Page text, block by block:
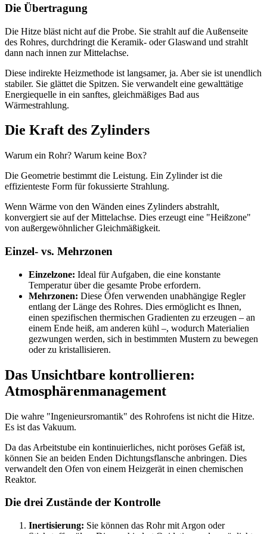
Die Übertragung
Die Hitze bläst nicht auf die Probe. Sie strahlt auf die Außenseite
des Rohres, durchdringt die Keramik- oder Glaswand und strahlt
dann nach innen zur Mittelachse.
Diese indirekte Heizmethode ist langsamer, ja. Aber sie ist unendlich
stabiler. Sie glättet die Spitzen. Sie verwandelt eine gewalttätige
Energiequelle in ein sanftes, gleichmäßiges Bad aus
Wärmestrahlung.
Die Kraft des Zylinders
Warum ein Rohr? Warum keine Box?
Die Geometrie bestimmt die Leistung. Ein Zylinder ist die
effizienteste Form für fokussierte Strahlung.
Wenn Wärme von den Wänden eines Zylinders abstrahlt,
konvergiert sie auf der Mittelachse. Dies erzeugt eine "Heißzone"
von außergewöhnlicher Gleichmäßigkeit.
Einzel- vs. Mehrzonen
Einzelzone: Ideal für Aufgaben, die eine konstante
Temperatur über die gesamte Probe erfordern.
Mehrzonen: Diese Öfen verwenden unabhängige Regler
entlang der Länge des Rohres. Dies ermöglicht es Ihnen,
einen spezifischen thermischen Gradienten zu erzeugen – an
einem Ende heiß, am anderen kühl –, wodurch Materialien
gezwungen werden, sich in bestimmten Mustern zu bewegen
oder zu kristallisieren.
Das Unsichtbare kontrollieren:
Atmosphärenmanagement
Die wahre "Ingenieursromantik" des Rohrofens ist nicht die Hitze.
Es ist das Vakuum.
Da das Arbeitstube ein kontinuierliches, nicht poröses Gefäß ist,
können Sie an beiden Enden Dichtungsflansche anbringen. Dies
verwandelt den Ofen von einem Heizgerät in einen chemischen
Reaktor.
Die drei Zustände der Kontrolle
Inertisierung: Sie können das Rohr mit Argon oder